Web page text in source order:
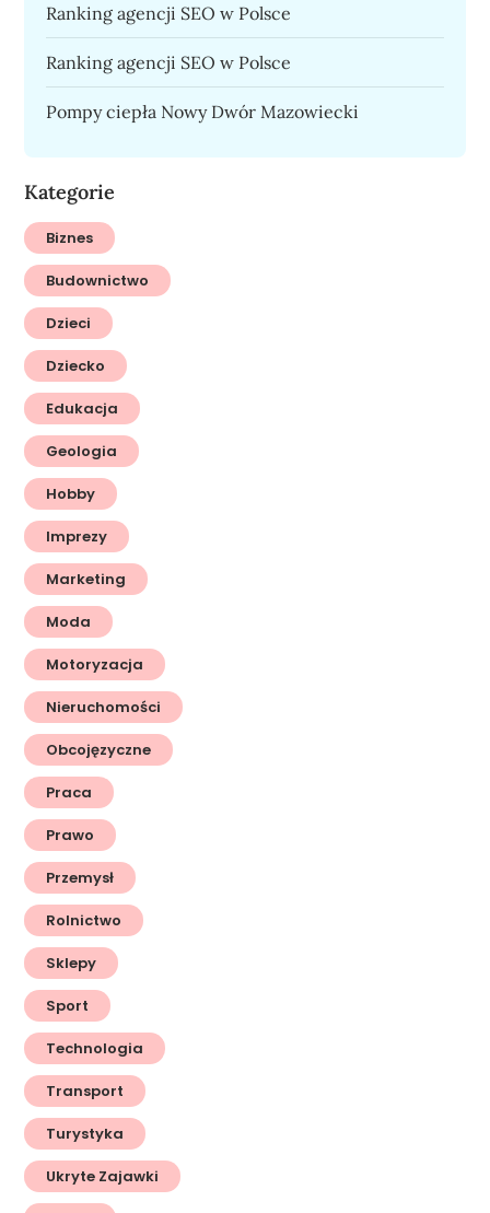
Ranking agencji SEO w Polsce
Ranking agencji SEO w Polsce
Pompy ciepła Nowy Dwór Mazowiecki
Kategorie
Biznes
Budownictwo
Dzieci
Dziecko
Edukacja
Geologia
Hobby
Imprezy
Marketing
Moda
Motoryzacja
Nieruchomości
Obcojęzyczne
Praca
Prawo
Przemysł
Rolnictwo
Sklepy
Sport
Technologia
Transport
Turystyka
Ukryte Zajawki